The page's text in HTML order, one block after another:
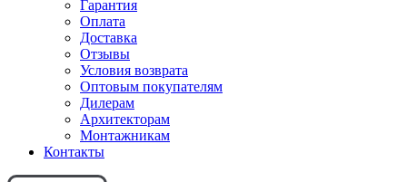
Гарантия
Оплата
Доставка
Отзывы
Условия возврата
Оптовым покупателям
Дилерам
Архитекторам
Монтажникам
Контакты